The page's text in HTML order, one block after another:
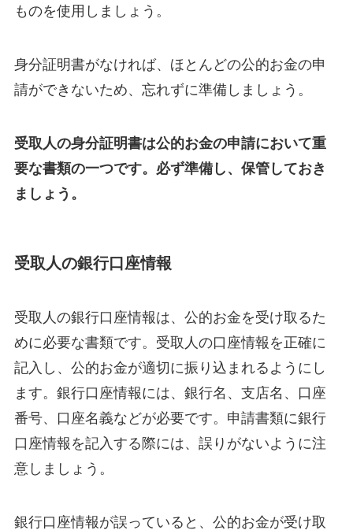
ものを使用しましょう。
身分証明書がなければ、ほとんどの公的お金の申
請ができないため、忘れずに準備しましょう。
受取人の身分証明書は公的お金の申請において重
要な書類の一つです。必ず準備し、保管しておき
ましょう。
受取人の銀行口座情報
受取人の銀行口座情報は、公的お金を受け取るた
めに必要な書類です。受取人の口座情報を正確に
記入し、公的お金が適切に振り込まれるようにし
ます。銀行口座情報には、銀行名、支店名、口座
番号、口座名義などが必要です。申請書類に銀行
口座情報を記入する際には、誤りがないように注
意しましょう。
銀行口座情報が誤っていると、公的お金が受け取